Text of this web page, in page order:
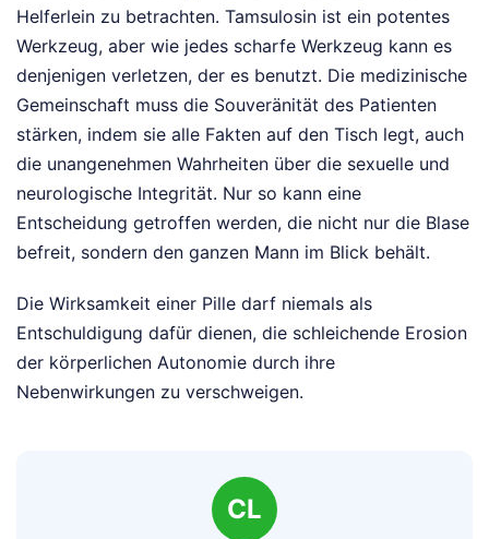
Helferlein zu betrachten. Tamsulosin ist ein potentes
Werkzeug, aber wie jedes scharfe Werkzeug kann es
denjenigen verletzen, der es benutzt. Die medizinische
Gemeinschaft muss die Souveränität des Patienten
stärken, indem sie alle Fakten auf den Tisch legt, auch
die unangenehmen Wahrheiten über die sexuelle und
neurologische Integrität. Nur so kann eine
Entscheidung getroffen werden, die nicht nur die Blase
befreit, sondern den ganzen Mann im Blick behält.
Die Wirksamkeit einer Pille darf niemals als
Entschuldigung dafür dienen, die schleichende Erosion
der körperlichen Autonomie durch ihre
Nebenwirkungen zu verschweigen.
CL